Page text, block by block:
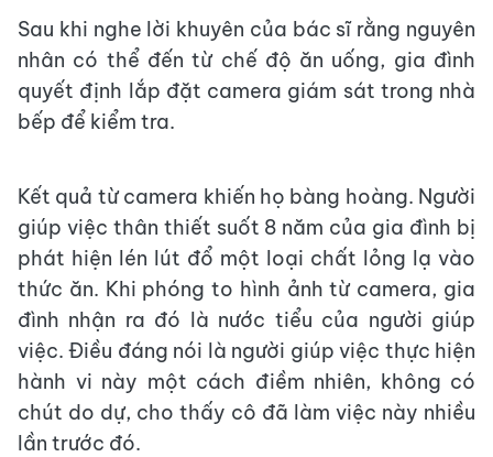
Sau khi nghe lời khuyên của bác sĩ rằng nguyên
nhân có thể đến từ chế độ ăn uống, gia đình
quyết định lắp đặt camera giám sát trong nhà
bếp để kiểm tra.
Kết quả từ camera khiến họ bàng hoàng. Người
giúp việc thân thiết suốt 8 năm của gia đình bị
phát hiện lén lút đổ một loại chất lỏng lạ vào
thức ăn. Khi phóng to hình ảnh từ camera, gia
đình nhận ra đó là nước tiểu của người giúp
việc. Điều đáng nói là người giúp việc thực hiện
hành vi này một cách điềm nhiên, không có
chút do dự, cho thấy cô đã làm việc này nhiều
lần trước đó.